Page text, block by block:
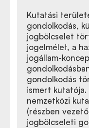
Kutatási
gondolkodás,
jogbölcselet
jogelmélet, a
jogállam-
gondolkodás
ismert kutatója.
nemzetközi
(részben
jogbölcseleti